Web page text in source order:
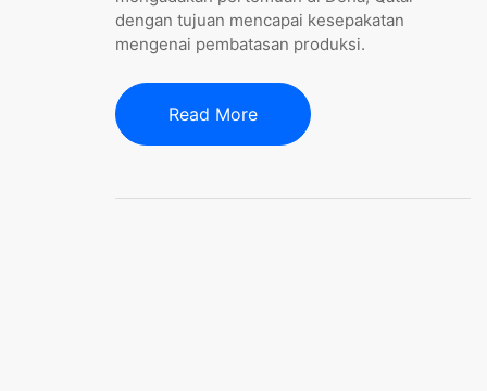
dengan tujuan mencapai kesepakatan
mengenai pembatasan produksi.
Read More